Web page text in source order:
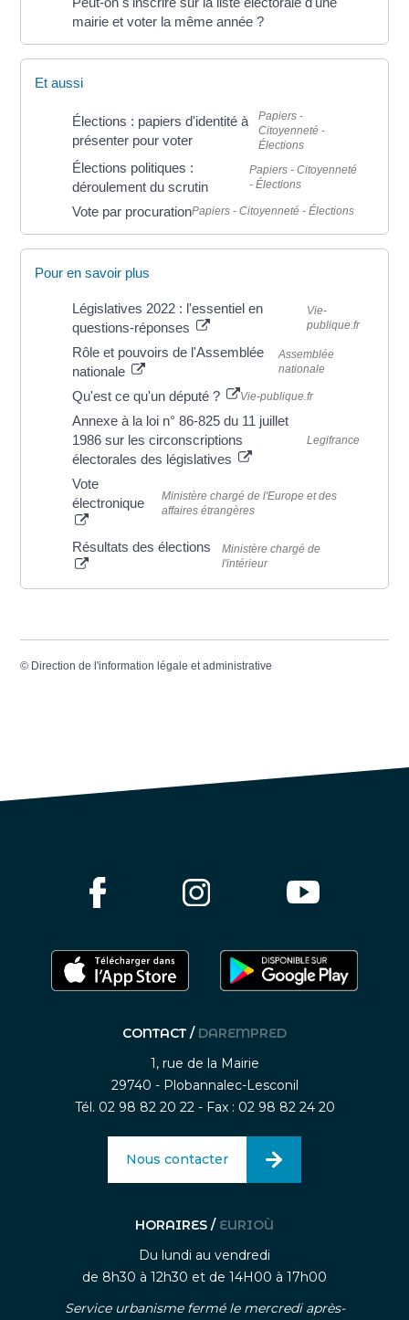
mairie et voter la même année ?
Et aussi
Élections : papiers d'identité à
présenter pour voter
Papiers -
Citoyenneté -
Élections
Élections politiques :
déroulement du scrutin
Papiers - Citoyenneté
- Élections
Vote par procurationPapiers - Citoyenneté - Élections
Pour en savoir plus
Législatives 2022 : l'essentiel en
questions-réponses
Vie-
publique.fr
Rôle et pouvoirs de l'Assemblée
nationale
Assemblée
nationale
Qu'est ce qu'un député ? Vie-publique.fr
Annexe à la loi n° 86-825 du 11 juillet
1986 sur les circonscriptions
électorales des législatives
Legifrance
Vote
électronique
Ministère chargé de l'Europe et des
affaires étrangères
Résultats des élections
Ministère chargé de
l'intérieur
© Direction de l'information légale et administrative
CONTACT / DAREMPRED
1, rue de la Mairie
29740 - Plobannalec-Lesconil
Tél. 02 98 82 20 22 - Fax : 02 98 82 24 20
Nous contacter
HORAIRES / EURIOÙ
Du lundi au vendredi
de 8h30 à 12h30 et de 14H00 à 17h00
Service urbanisme fermé le mercredi après-